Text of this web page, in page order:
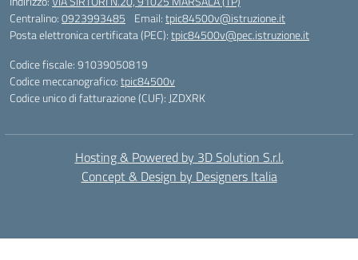
Centralino:0923993485 Email:tpic84500v@istruzione.it
Posta elettronica certificata (PEC):tpic84500v@pec.istruzione.it
Codice fiscale: 91039050819
Codice meccanografico:tpic84500v
Codice unico di fatturazione (CUF): JZDXRK
Hosting & Powered by 3D Solution S.r.l.
Concept & Design by Designers Italia